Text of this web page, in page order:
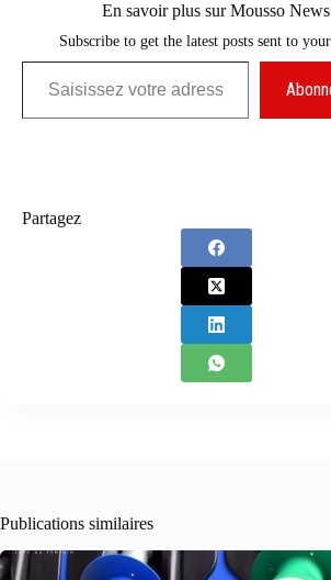
En savoir plus sur Mousso News
Subscribe to get the latest posts sent to
Saisissez votre adresse e-mail…
Partagez
Publications similaires